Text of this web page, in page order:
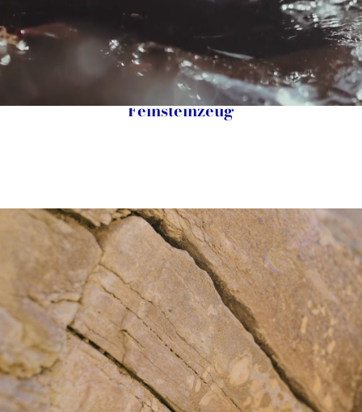
Arkigeo: die Essenz des Steins im
Feinsteinzeug